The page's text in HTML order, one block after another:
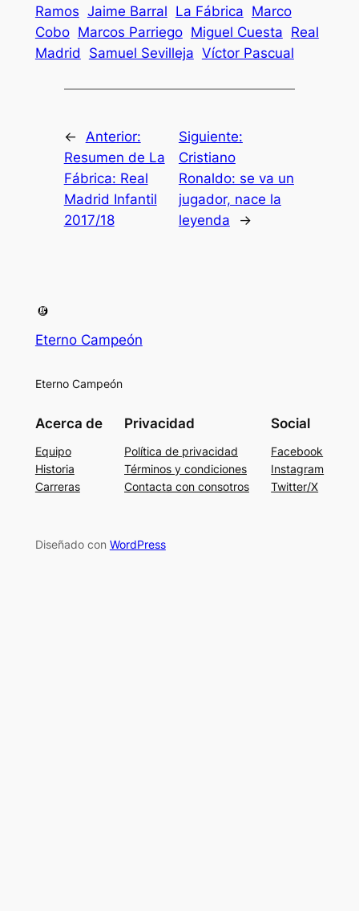
Ramos Jaime Barral La Fábrica Marco
Cobo Marcos Parriego Miguel Cuesta Real
Madrid
Samuel Sevilleja Víctor Pascual
←
Anterior:
Resumen de La
Fábrica: Real
Madrid Infantil
2017/18
Siguiente:
Cristiano
Ronaldo: se va un
jugador, nace la
leyenda
→
Eterno Campeón
Eterno Campeón
Acerca de
Equipo
Historia
Carreras
Privacidad
Política de privacidad
Términos y condiciones
Contacta con consotros
Social
Facebook
Instagram
Twitter/X
Diseñado con WordPress